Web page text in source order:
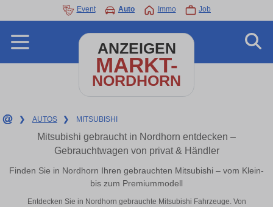
Event Auto Immo Job
ANZEIGEN
MARKT-
NORDHORN
❯ AUTOS ❯ MITSUBISHI
Mitsubishi gebraucht in Nordhorn entdecken –
Gebrauchtwagen von privat & Händler
Finden Sie in Nordhorn Ihren gebrauchten Mitsubishi – vom Klein-
bis zum Premiummodell
Entdecken Sie in Nordhorn gebrauchte Mitsubishi Fahrzeuge. Von